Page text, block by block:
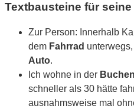
Textbausteine für seine
Zur Person: Innerhalb
dem Fahrrad
Auto.
Ich wohne in der
schneller als 30 hätte
ausnahmsweise mal